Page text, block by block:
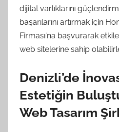
dijital varlıklarını
başarılarını artırmak için
Firması'na başvurarak
web sitelerine sahip
Denizli’de
Estetiğin
Web Tasarım